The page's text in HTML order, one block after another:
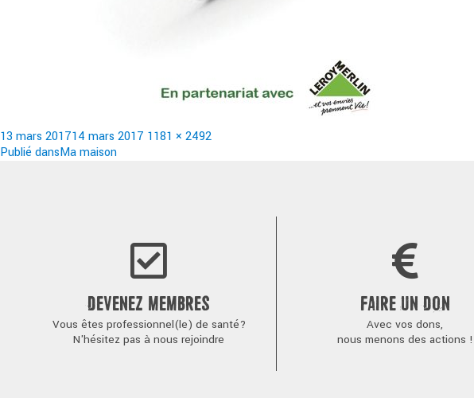
Publié
le
13 mars 201714 mars 2017 Taille
1181 × 2492
Navigation
Publié dansMa maison
DEVENEZ MEMBRES
Vous êtes professionnel(le) de santé?
N'hésitez pas à nous rejoindre
FAIRE UN DON
Avec vos dons,
nous menons des actions !